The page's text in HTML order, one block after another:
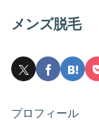
メンズ脱毛
プロフィール